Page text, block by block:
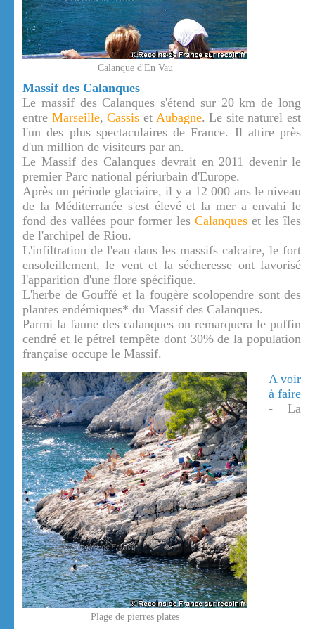
Calanque d'En Vau
Massif des Calanques
Le massif des Calanques s'étend sur 20 km de long
entre Marseille,Cassis et Aubagne. Le site naturel est
l'un des plus spectaculaires de France. Il attire près
d'un million de visiteurs par an.
Le Massif des Calanques devrait en 2011 devenir le
premier Parc national périurbain d'Europe.
Après un période glaciaire, il y a 12 000 ans le niveau
de la Méditerranée s'est élevé et la mer a envahi le
fond des vallées pour former les Calanques et les îles
de l'archipel de Riou.
L'infiltration de l'eau dans les massifs calcaire, le fort
ensoleillement, le vent et la sécheresse ont favorisé
l'apparition d'une flore spécifique.
L'herbe de Gouffé et la fougère scolopendre sont des
plantes endémiques* du Massif des Calanques.
Parmi la faune des calanques on remarquera le puffin
cendré et le pétrel tempête dont 30% de la population
française occupe le Massif.
Plage de pierres plates
A voir
à faire
- La